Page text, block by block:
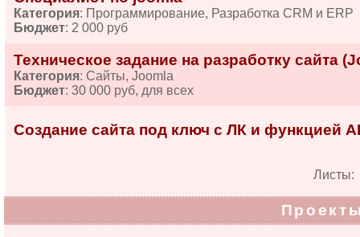
Категория: Программирование, Разработка CRM и ERP
Бюджет: 2 000 руб
Техническое задание на разработку сайта
Категория: Сайты, Joomla
Бюджет: 30 000 руб, для всех
Создание сайта под ключ с ЛК и функцией
Листы: